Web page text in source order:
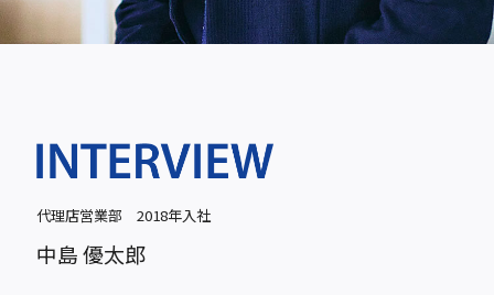
代理店営業部 2018年入社
中島 優太郎